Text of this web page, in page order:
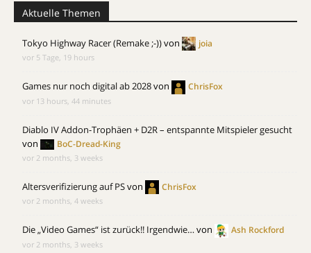
Aktuelle Themen
Tokyo Highway Racer (Remake ;-))von joia
vor 5 Tage, 19 hours
Games nur noch digital ab 2028von ChrisFox
vor 13 hours, 44 minutes
Diablo IV Addon-Trophäen + D2R – entspannte Mitspieler gesucht
von
BoC-Dread-King
vor 2 months, 3 weeks
Altersverifizierung auf PSvon ChrisFox
vor 2 months, 4 weeks
Die „Video Games“ ist zurück!! Irgendwie…von Ash Rockford
vor 2 months, 3 weeks